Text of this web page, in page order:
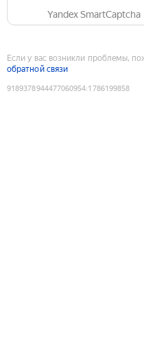
Yandex SmartCaptcha
Если у вас возникли проблемы,
обратной связи
9189378944477060954:1786199858